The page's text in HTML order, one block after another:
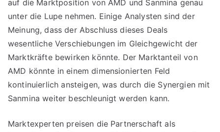
auf die Marktposition von AMD und Sanmina genau
unter die Lupe nehmen. Einige Analysten sind der
Meinung, dass der Abschluss dieses Deals
wesentliche Verschiebungen im Gleichgewicht der
Marktkräfte bewirken könnte. Der Marktanteil von
AMD könnte in einem dimensionierten Feld
kontinuierlich ansteigen, was durch die Synergien mit
Sanmina weiter beschleunigt werden kann.
Marktexperten preisen die Partnerschaft als